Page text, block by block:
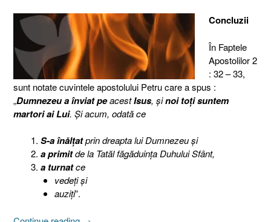
Concluzii
În Faptele
Apostolilor 2
: 32 – 33,
sunt notate cuvintele apostolului Petru care a spus :
„Dumnezeu a înviat peacestIsus, şinoi toţi suntem
martori ai Lui. Şi acum, odată ce
S-a înălţatprin dreapta lui Dumnezeu şi
a primitde la Tatăl făgăduinţa Duhului Sfânt,
a turnatce
vedeţi şi
auziţi”.